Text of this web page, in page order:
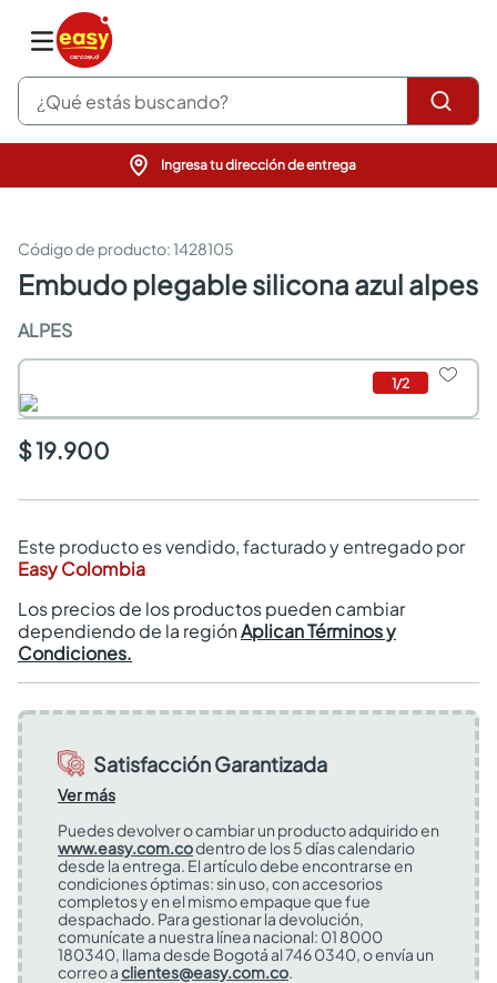
¿Qué estás buscando?
Ingresa tu dirección de entrega
:1428105
embudo plegable silicona azul alpes
ALPES
1/2
$ 19.900
Este producto es vendido, facturado y entregado por
Easy Colombia
Los precios de los productos pueden cambiar
dependiendo de la regiónAplican Términos y
Condiciones.
Satisfacción Garantizada
Ver más
Puedes devolver o cambiar un producto adquirido en
www.easy.com.codentro de los 5 días calendario
desde la entrega. El artículo debe encontrarse en
condiciones óptimas: sin uso, con accesorios
completos y en el mismo empaque que fue
despachado. Para gestionar la devolución,
comunícate a nuestra línea nacional: 01 8000
180340, llama desde Bogotá al 746 0340, o envía un
correo aclientes@easy.com.co.
pinturas
sanitarios
comedor
pisos
comedores
armarios closet
neveras